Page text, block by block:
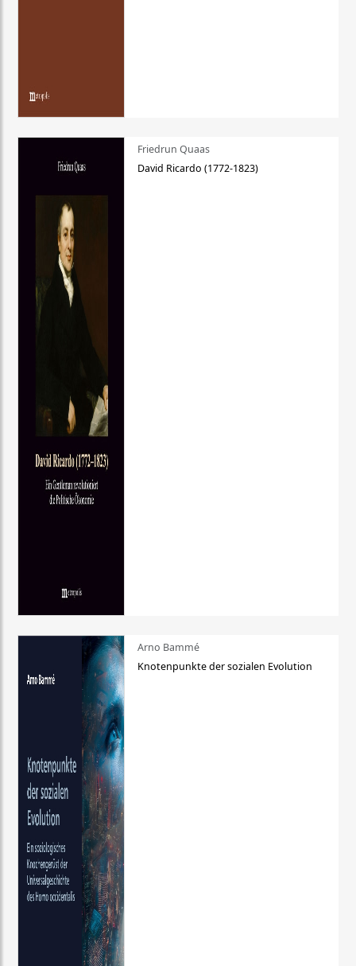
Friedrun Quaas
David Ricardo (1772-1823)
Arno Bammé
Knotenpunkte der sozialen Evolution